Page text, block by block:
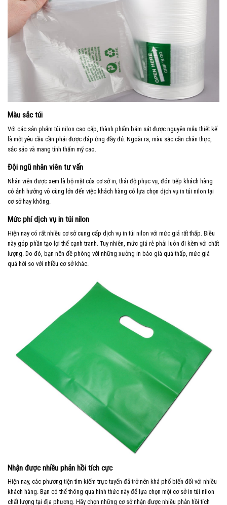
Màu sắc túi
Với các sản phẩm túi nilon cao cấp, thành phẩm bám sát được nguyên mẫu thiết kế
là một yêu cầu cần phải được đáp ứng đầy đủ. Ngoài ra, màu sắc cần chân thực,
sắc sảo và mang tính thẩm mỹ cao.
Đội ngũ nhân viên tư vấn
Nhân viên được xem là bộ mặt của cơ sở in, thái độ phục vụ, đón tiếp khách hàng
có ảnh hưởng vô cùng lớn đến việc khách hàng có lựa chọn dịch vụ in túi nilon tại
cơ sở hay không.
Mức phí dịch vụ in túi nilon
Hiện nay có rất nhiều cơ sở cung cấp dịch vụ in túi nilon với mức giá rất thấp. Điều
này góp phần tạo lợi thế cạnh tranh. Tuy nhiên, mức giá rẻ phải luôn đi kèm với chất
lượng. Do đó, bạn nên đề phòng với những xưởng in báo giá quá thấp, mức giá
quá hời so với nhiều cơ sở khác.
Nhận được nhiều phản hồi tích cực
Hiện nay, các phương tiện tìm kiếm trực tuyến đã trở nên khá phổ biến đối với nhiều
khách hàng. Bạn có thể thông qua hình thức này để lựa chọn một cơ sở in túi nilon
chất lượng tại địa phương. Hãy chọn những cơ sở nhận được nhiều phản hồi tích